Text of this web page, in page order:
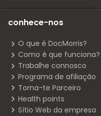
conhece-nos
O que é DocMorris?
Como é que funciona?
Trabalhe connosco
Programa de afiliação
Torna-te Parceiro
Health points
Sítio Web da empresa